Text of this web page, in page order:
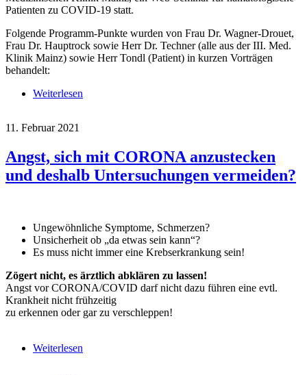
Patienten zu COVID-19 statt.
Folgende Programm-Punkte wurden von Frau Dr. Wagner-Drouet,
Frau Dr. Hauptrock sowie Herr Dr. Techner (alle aus der III. Med.
Klinik Mainz) sowie Herr Tondl (Patient) in kurzen Vorträgen
behandelt:
Weiterlesen
11. Februar 2021
Angst, sich mit CORONA anzustecken
und deshalb Untersuchungen vermeiden?
Ungewöhnliche Symptome, Schmerzen?
Unsicherheit ob „da etwas sein kann“?
Es muss nicht immer eine Krebserkrankung sein!
Zögert nicht, es ärztlich abklären zu lassen!
Angst vor CORONA/COVID darf nicht dazu führen eine evtl.
Krankheit nicht frühzeitig
zu erkennen oder gar zu verschleppen!
Weiterlesen